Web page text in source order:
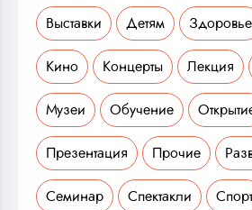
Выставки Детям Здоровье
Кино Концерты Лекция
Музеи Обучение
Презентация Прочие
Семинар Спектакли Спорт